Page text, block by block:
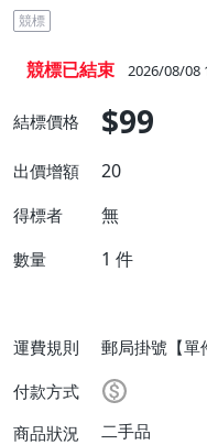
競標
競標已結束 2026/08/08
結標價格 $99
出價增額 20
得標者 無
數量 1 件
運費規則
郵局掛號【單
滿$20000免
付款方式
商品狀況
二手品